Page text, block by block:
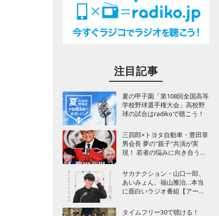
注目記事
夏の甲子園「第108回全国高等
学校野球選手権大会」高校野
球の試合はradikoで聴こう！
三四郎×トヨタ自動車・豊田章
男会長 夢の"親子"共演が実
現！ 若者の悩みに向き合うポ
サカナクション・山口一郎、
あいみょん、福山雅治…本当
に面白いラジオ番組【アーテ
タイムフリー30で聴ける！